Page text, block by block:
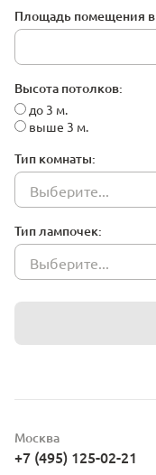
Площадь помещения
Высота потолков:
до 3 м.
выше 3 м.
Тип комнаты:
Тип лампочек:
Москва
+7 (495) 125-02-21